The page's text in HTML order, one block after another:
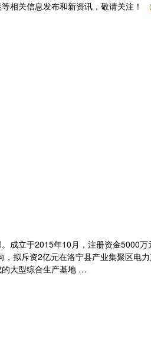
相关信息发布和新资讯，敬请关注！
立于2015年10月，注册资金5000
拟斥资2亿元在洛宁县产业集聚区
的大型综合生产基地 …